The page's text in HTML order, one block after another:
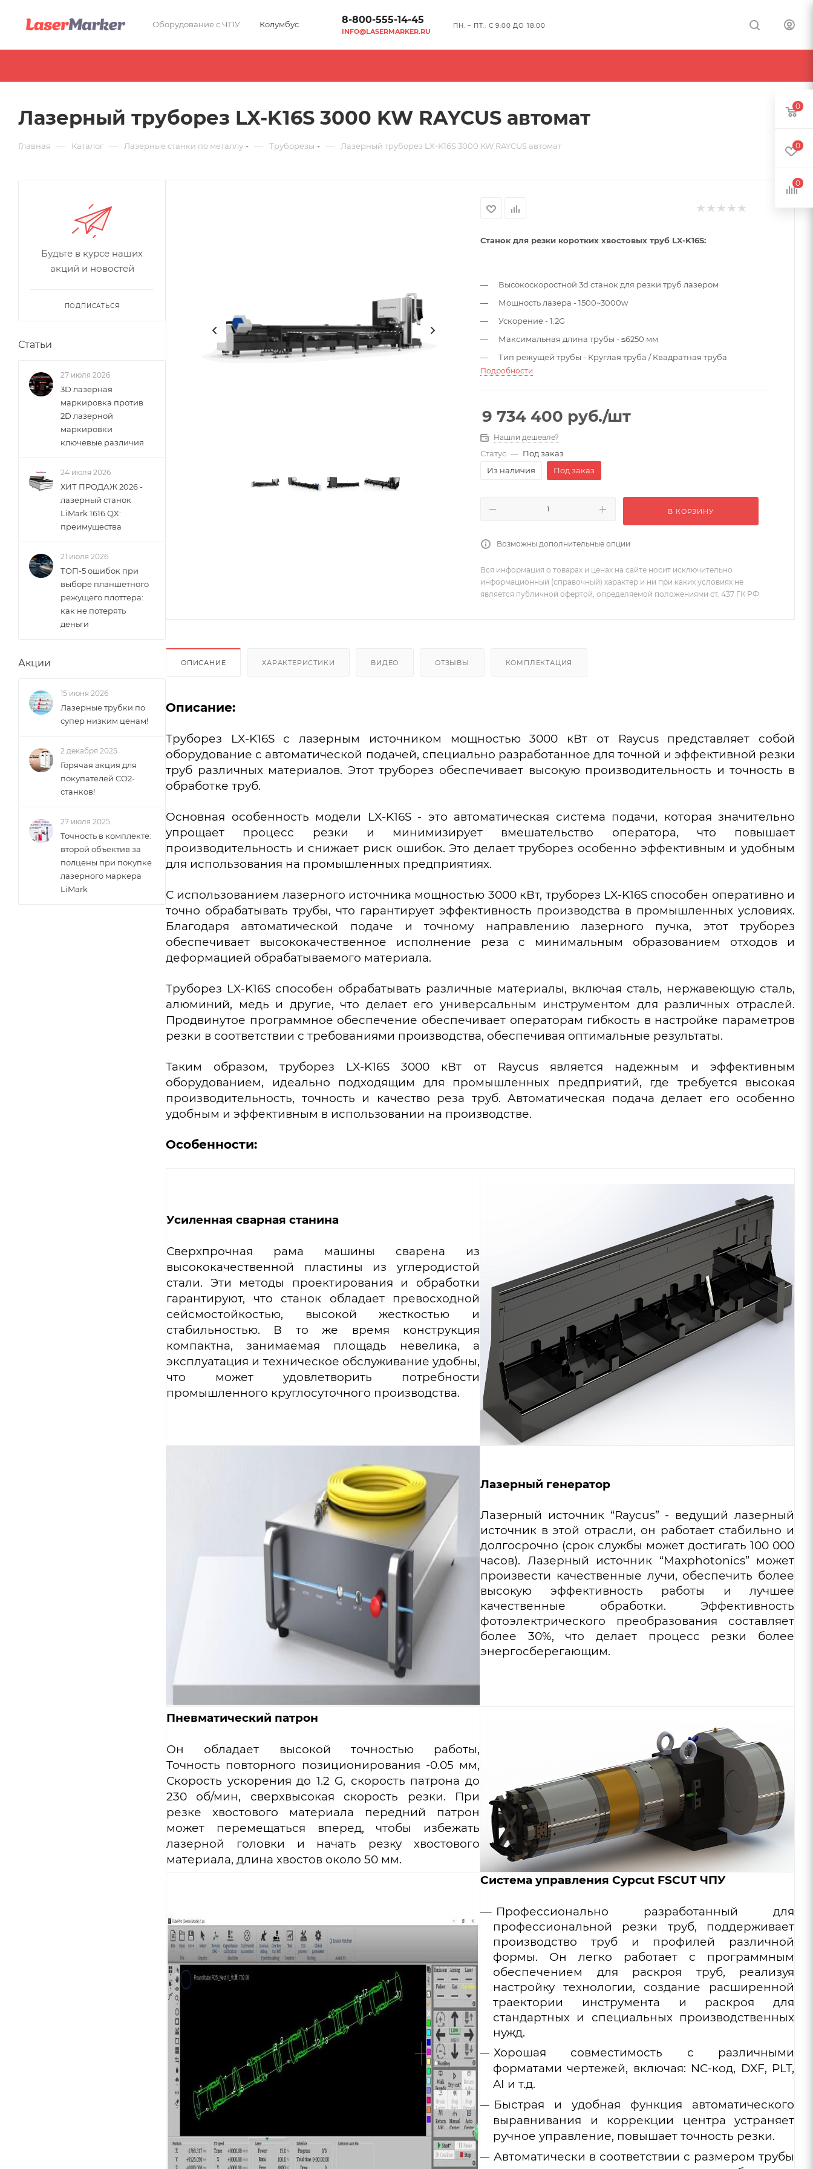
Оборудование с ЧПУ Колумбус 8-800-555-14-45
INFO@LASERMARKER.RU
ПН. – ПТ.: С 9:00 ДО 18:00
Лазерный труборез LX-K16S 3000 KW RAYCUS автомат
Главная — Каталог — Лазерные станки по металлу — Труборезы — Лазерный труборез LX-K16S 3000 KW RAYCUS автомат
Станок для резки коротких хвостовых труб LX-K16S:
Высокоскоростной 3d станок для резки труб лазером
Мощность лазера - 1500~3000w
Ускорение - 1.2G
Максимальная длина трубы - ≤6250 мм
Тип режущей трубы - Круглая труба / Квадратная труба
Подробности
9 734 400 руб./шт
Нашли дешевле?
Статус — Под заказ
Из наличия
Под заказ
В КОРЗИНУ
Возможны дополнительные опции
Вся информация о товарах и ценах на сайте носит исключительно
информационный (справочный) характер и ни при каких условиях не
является публичной офертой, определяемой положениями ст. 437 ГК РФ.
ОПИСАНИЕ ХАРАКТЕРИСТИКИ ВИДЕО ОТЗЫВЫ КОМПЛЕКТАЦИЯ
Описание:
Труборез LX-K16S с лазерным источником мощностью 3000 кВт от Raycus представляет собой
оборудование с автоматической подачей, специально разработанное для точной и эффективной резки
труб различных материалов. Этот труборез обеспечивает высокую производительность и точность в
обработке труб.
Основная особенность модели LX-K16S - это автоматическая система подачи, которая значительно
упрощает процесс резки и минимизирует вмешательство оператора, что повышает
производительность и снижает риск ошибок. Это делает труборез особенно эффективным и удобным
для использования на промышленных предприятиях.
С использованием лазерного источника мощностью 3000 кВт, труборез LX-K16S способен оперативно и
точно обрабатывать трубы, что гарантирует эффективность производства в промышленных условиях.
Благодаря автоматической подаче и точному направлению лазерного пучка, этот труборез
обеспечивает высококачественное исполнение реза с минимальным образованием отходов и
деформацией обрабатываемого материала.
Труборез LX-K16S способен обрабатывать различные материалы, включая сталь, нержавеющую сталь,
алюминий, медь и другие, что делает его универсальным инструментом для различных отраслей.
Продвинутое программное обеспечение обеспечивает операторам гибкость в настройке параметров
резки в соответствии с требованиями производства, обеспечивая оптимальные результаты.
Таким образом, труборез LX-K16S 3000 кВт от Raycus является надежным и эффективным
оборудованием, идеально подходящим для промышленных предприятий, где требуется высокая
производительность, точность и качество реза труб. Автоматическая подача делает его особенно
удобным и эффективным в использовании на производстве.
Особенности:
Усиленная сварная станина
Сверхпрочная рама машины сварена из
высококачественной пластины из углеродистой
стали. Эти методы проектирования и обработки
гарантируют, что станок обладает превосходной
сейсмостойкостью, высокой жесткостью и
стабильностью. В то же время конструкция
компактна, занимаемая площадь невелика, а
эксплуатация и техническое обслуживание удобны,
что может удовлетворить потребности
промышленного круглосуточного производства.
Лазерный генератор
Лазерный источник “Raycus” - ведущий лазерный
источник в этой отрасли, он работает стабильно и
долгосрочно (срок службы может достигать 100 000
часов). Лазерный источник “Maxphotonics” может
произвести качественные лучи, обеспечить более
высокую эффективность работы и лучшее
качественные обработки. Эффективность
фотоэлектрического преобразования составляет
более 30%, что делает процесс резки более
энергосберегающим.
Пневматический патрон
Он обладает высокой точностью работы,
Точность повторного позиционирования -0.05 мм,
Скорость ускорения до 1.2 G, скорость патрона до
230 об/мин, сверхвысокая скорость резки. При
резке хвостового материала передний патрон
может перемещаться вперед, чтобы избежать
лазерной головки и начать резку хвостового
материала, длина хвостов около 50 мм.
Система управления Cypcut FSCUT ЧПУ
Профессионально разработанный для
профессиональной резки труб, поддерживает
производство труб и профилей различной
формы. Он легко работает с программным
обеспечением для раскроя труб, реализуя
настройку технологии, создание расширенной
траектории инструмента и раскроя для
стандартных и специальных производственных
нужд.
Хорошая совместимость с различными
форматами чертежей, включая: NC-код, DXF, PLT,
AI и т.д.
Быстрая и удобная функция автоматического
выравнивания и коррекции центра устраняет
ручное управление, повышает точность резки.
Автоматически в соответствии с размером трубы
Будьте в курсе наших
акций и новостей
ПОДПИСАТЬСЯ
Статьи
27 июля 2026
3D лазерная
маркировка против
2D лазерной
маркировки
ключевые различия
24 июля 2026
ХИТ ПРОДАЖ 2026 -
лазерный станок
LiMark 1616 QX:
преимущества
21 июля 2026
ТОП-5 ошибок при
выборе планшетного
режущего плоттера:
как не потерять
деньги
Акции
15 июня 2026
Лазерные трубки по
супер низким ценам!
2 декабря 2025
Горячая акция для
покупателей CO2-
станков!
27 июля 2025
Точность в комплекте:
второй объектив за
полцены при покупке
лазерного маркера
LiMark
0
0
0